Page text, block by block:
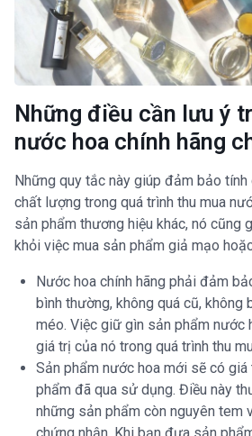
Những điều cần lưu ý
nước hoa chính hãng
Những quy tắc này giúp đảm bảo tính
chất lượng trong quá trình thu mua
sản phẩm thương hiệu khác, nó cũng
khỏi việc mua sản phẩm giả mạo
Nước hoa chính hãng phải đảm
bình thường, không quá cũ, không
méo. Việc giữ gìn sản phẩm nước
giá trị của nó trong quá trình thu
Sản phẩm nước hoa mới sẽ có
phẩm đã qua sử dụng. Điều này
những sản phẩm còn nguyên tem